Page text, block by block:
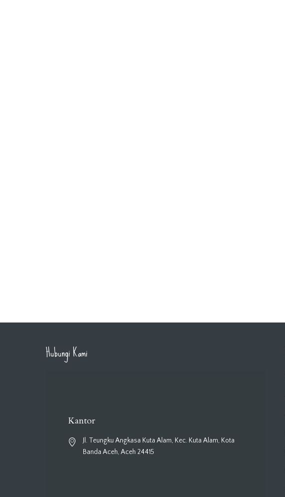
Hubungi Kami
Kantor
Jl. Teungku Angkasa Kuta Alam, Kec. Kuta Alam, Kota
Banda Aceh, Aceh 24415